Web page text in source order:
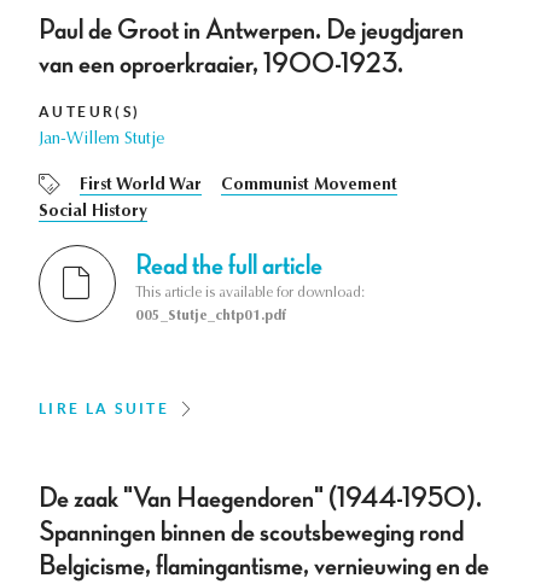
Paul de Groot in Antwerpen. De jeugdjaren
van een oproerkraaier, 1900-1923.
AUTEUR(S)
Jan-Willem Stutje
First World War
Communist Movement
Social History
Read the full article
This article is available for download:
005_Stutje_chtp01.pdf
LIRE LA SUITE
De zaak "Van Haegendoren" (1944-1950).
Spanningen binnen de scoutsbeweging rond
Belgicisme, flamingantisme, vernieuwing en de